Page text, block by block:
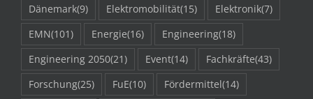
Dänemark(9) Elektromobilität(15) Elektronik(7)
EMN(101) Energie(16) Engineering(18)
Engineering 2050(21) Event(14) Fachkräfte(43)
Forschung(25) FuE(10) Fördermittel(14)